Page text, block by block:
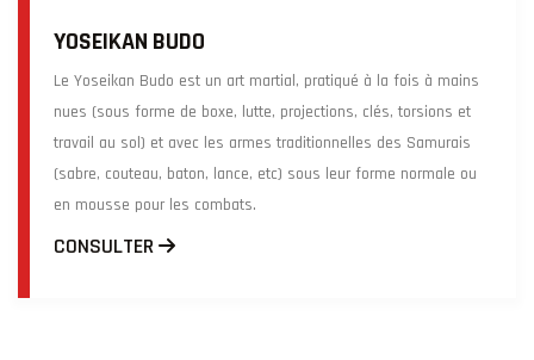
YOSEIKAN BUDO
Le Yoseikan Budo est un art martial, pratiqué à la fois à mains
nues (sous forme de boxe, lutte, projections, clés, torsions et
travail au sol) et avec les armes traditionnelles des Samurais
(sabre, couteau, baton, lance, etc) sous leur forme normale ou
en mousse pour les combats.
CONSULTER